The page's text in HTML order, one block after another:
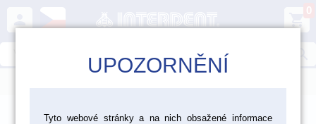
person shopping_cart
0
> Laboratoř > Materiály pro fazetování a inleje >
UPOZORNĚNÍ
Tyto webové stránky a na nich obsažené informace